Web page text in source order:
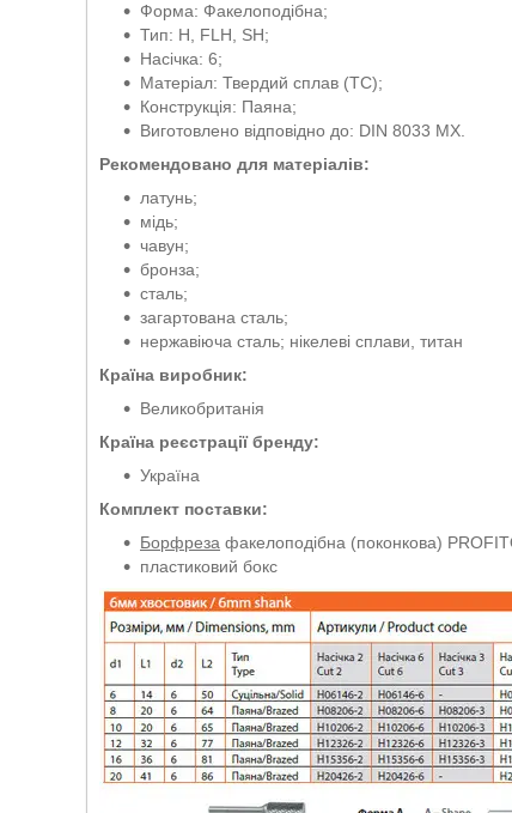
Форма: Факелоподібна;
Тип: H, FLH, SH;
Насічка: 6;
Матеріал: Твердий сплав (ТС);
Конструкція: Паяна;
Виготовлено відповідно до: DIN 8033 MX.
Рекомендовано для матеріалів:
латунь;
мідь;
чавун;
бронза;
сталь;
загартована сталь;
нержавіюча сталь; нікелеві сплави, титан
Країна виробник:
Великобританія
Країна реєстрації бренду:
Україна
Комплект поставки:
Борфреза факелоподібна (поконкова)
пластиковий бокс